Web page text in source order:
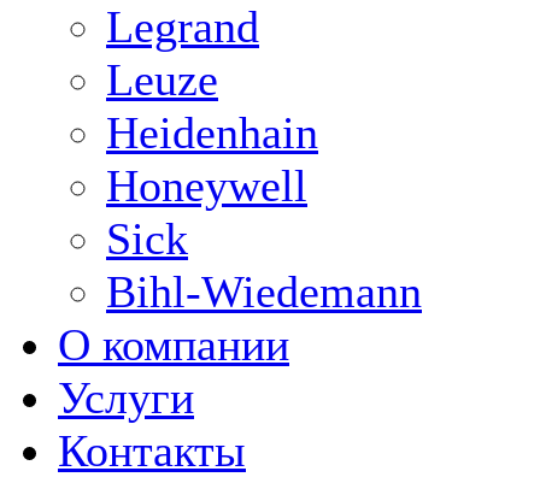
Legrand
Leuze
Heidenhain
Honeywell
Sick
Bihl-Wiedemann
О компании
Услуги
Контакты